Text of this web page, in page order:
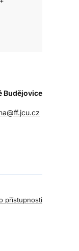
Budějovice
přístupnosti